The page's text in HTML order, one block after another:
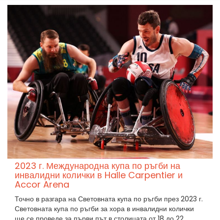
2023 г. Международна купа по ръгби на
инвалидни колички в Halle Carpentier и
Accor Arena
Точно в разгара на Световната купа по ръгби през 2023 г.
Световната купа по ръгби за хора в инвалидни колички